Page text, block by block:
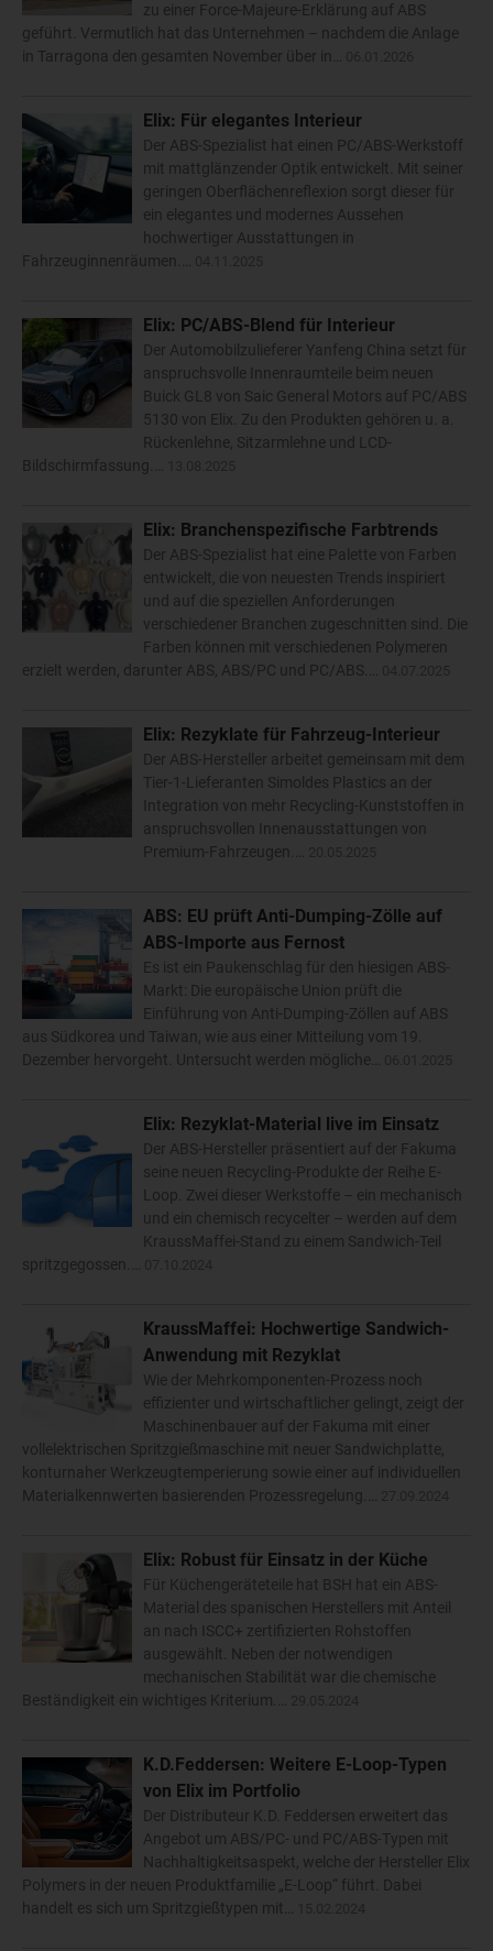
zu einer Force-Majeure-Erklärung auf ABS
geführt. Vermutlich hat das Unternehmen – nachdem die Anlage
in Tarragona den gesamten November über in…
Elix: Für elegantes Interieur
Der ABS-Spezialist hat einen PC/ABS-Werkstoff
mit mattglänzender Optik entwickelt. Mit seiner
geringen Oberflächenreflexion sorgt dieser für
ein elegantes und modernes Aussehen
hochwertiger Ausstattungen in
Fahrzeuginnenräumen.…
Elix: PC/ABS-Blend für Interieur
Der Automobilzulieferer Yanfeng China setzt für
anspruchsvolle Innenraumteile beim neuen
Buick GL8 von Saic General Motors auf PC/ABS
5130 von Elix. Zu den Produkten gehören u. a.
Rückenlehne, Sitzarmlehne und LCD-
Bildschirmfassung.…
Elix: Branchenspezifische Farbtrends
Der ABS-Spezialist hat eine Palette von Farben
entwickelt, die von neuesten Trends inspiriert
und auf die speziellen Anforderungen
verschiedener Branchen zugeschnitten sind. Die
Farben können mit verschiedenen Polymeren
erzielt werden, darunter ABS, ABS/PC und PC/ABS.…
Elix: Rezyklate für Fahrzeug-Interieur
Der ABS-Hersteller arbeitet gemeinsam mit dem
Tier-1-Lieferanten Simoldes Plastics an der
Integration von mehr Recycling-Kunststoffen in
anspruchsvollen Innenausstattungen von
Premium-Fahrzeugen.…
ABS: EU prüft Anti-Dumping-Zölle auf
ABS-Importe aus Fernost
Es ist ein Paukenschlag für den hiesigen ABS-
Markt: Die europäische Union prüft die
Einführung von Anti-Dumping-Zöllen auf ABS
aus Südkorea und Taiwan, wie aus einer Mitteilung vom 19.
Dezember hervorgeht. Untersucht werden mögliche…
Elix: Rezyklat-Material live im Einsatz
Der ABS-Hersteller präsentiert auf der Fakuma
seine neuen Recycling-Produkte der Reihe E-
Loop. Zwei dieser Werkstoffe – ein mechanisch
und ein chemisch recycelter – werden auf dem
KraussMaffei-Stand zu einem Sandwich-Teil
spritzgegossen.…
KraussMaffei: Hochwertige Sandwich-
Anwendung mit Rezyklat
Wie der Mehrkomponenten-Prozess noch
effizienter und wirtschaftlicher gelingt, zeigt der
Maschinenbauer auf der Fakuma mit einer
vollelektrischen Spritzgießmaschine mit neuer Sandwichplatte,
konturnaher Werkzeugtemperierung sowie einer auf individuellen
Materialkennwerten basierenden Prozessregelung.…
Elix: Robust für Einsatz in der Küche
Für Küchengeräteteile hat BSH hat ein ABS-
Material des spanischen Herstellers mit Anteil
an nach ISCC+ zertifizierten Rohstoffen
ausgewählt. Neben der notwendigen
mechanischen Stabilität war die chemische
Beständigkeit ein wichtiges Kriterium.…
K.D.Feddersen: Weitere E-Loop-Typen
von Elix im Portfolio
Der Distributeur K.D. Feddersen erweitert das
Angebot um ABS/PC- und PC/ABS-Typen mit
Nachhaltigkeitsaspekt, welche der Hersteller Elix
Polymers in der neuen Produktfamilie „E-Loop“ führt. Dabei
handelt es sich um Spritzgießtypen mit…